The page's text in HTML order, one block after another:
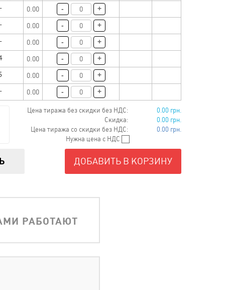
0.00 - +
0.00 - +
0.00 - +
0.00 - +
0.00 - +
0.00 - +
Цена тиража без скидки без НДС:
0.00 грн.
Скидка:
0.00 грн.
Цена тиража со скидки без НДС:
0.00 грн.
Нужна цена с НДС
ДОБАВИТЬ В КОРЗИНУ
РАБОТАЮТ